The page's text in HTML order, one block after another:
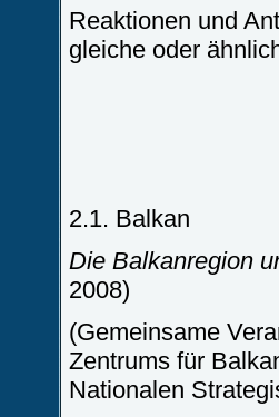
Reaktionen und
gleiche oder
2.1. Balkan
Die Balkanregion
2008)
(Gemeinsame
Zentrums für
Nationalen